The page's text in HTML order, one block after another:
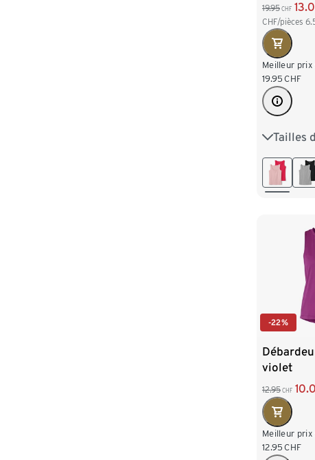
19.95 CHF
CHF/pièces
Meilleur
19.95 CHF
Tailles
XS 32/34
M 40/42
-22%
violet
12.95 CHF
Meilleur
12.95 CHF